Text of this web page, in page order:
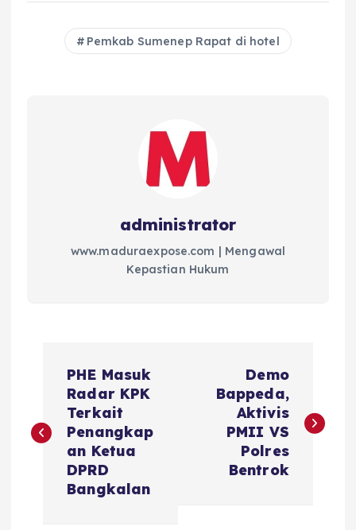
Pemkab Sumenep Rapat di hotel
administrator
www.maduraexpose.com | Mengawal
Kepastian Hukum
v
PHE Masuk
Radar KPK
Terkait
Penangkap
an Ketua
DPRD
Bangkalan
Demo
Bappeda,
Aktivis
PMII VS
Polres
Bentrok